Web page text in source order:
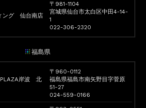
ング 仙台南店
〒981-1104
宮城県仙台市太白区中田4-14-
1
022-306-2320
福島県
岸波 北
〒960-0112
福島県福島市南矢野目字菅原
51-27
024-559-0166